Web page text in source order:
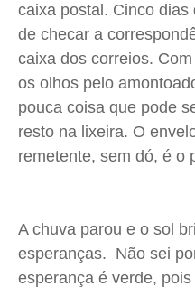
caixa postal. Cinco
de checar a
caixa dos correios.
os olhos pelo
pouca coisa que pode
resto na lixeira. O
remetente, sem dó, é o
A chuva parou e o sol
esperanças. Não sei
esperança é verde,